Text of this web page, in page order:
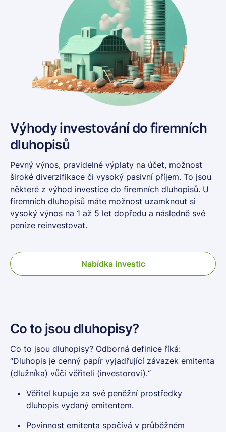
Výhody investování do firemních
dluhopisů
Pevný výnos, pravidelné výplaty na účet, možnost
široké diverzifikace či vysoký pasivní příjem. To jsou
některé z výhod investice do firemních dluhopisů. U
firemních dluhopisů máte možnost uzamknout si
vysoký výnos na 1 až 5 let dopředu a následně své
peníze reinvestovat.
Nabídka investic
Co to jsou dluhopisy?
Co to jsou dluhopisy? Odborná definice říká:
“Dluhopis je cenný papír vyjadřující závazek emitenta
(dlužníka) vůči věřiteli (investorovi).“
Věřitel kupuje za své peněžní prostředky
dluhopis vydaný emitentem.
Povinnost emitenta spočívá v průběžném